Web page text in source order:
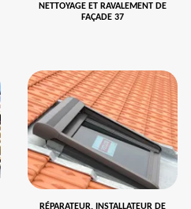
NETTOYAGE ET RAVALEMENT DE
FAÇADE 37
RÉPARATEUR, INSTALLATEUR DE